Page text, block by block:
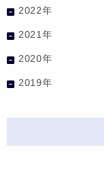
2022年
2021年
2020年
2019年